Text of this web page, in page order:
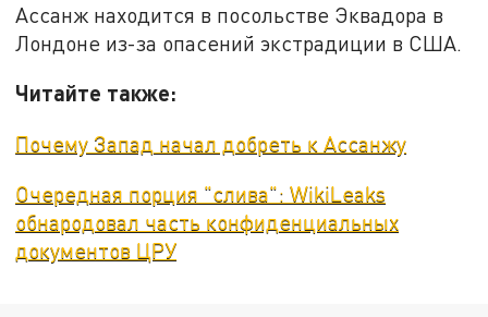
Ассанж находится в посольстве Эквадора в
Лондоне из-за опасений экстрадиции в США.
Читайте также:
Почему Запад начал добреть к Ассанжу
Очередная порция "слива": WikiLeaks
обнародовал часть конфиденциальных
документов ЦРУ